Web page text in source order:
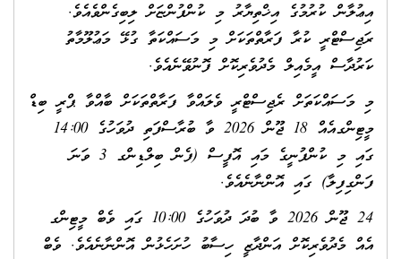
އިޢުލާން ކުރުމުގެ އިޚްތިޔާރު މި ކުންފުންޏަށް ލިބިގެންވެއެވެ.
ރަޖިސްޓްރީ ކުރާ ފަރާތްތަކަށް މި މަސައްކަތާ ގުޅޭ މަޢުލޫމާތު
ކަރުދާސް އީމެއިލް މެދުވެރިކޮށް ފޮނުވޭނެއެވެ.
މި މަސައްކަތަށް ރެޖިސްޓްރީ ވެލައްވާ ފަރާތްތަކަށް ބާއްވާ ޕްރީ ބިޑް
މީޓިންގއެއް 18 ޖޫން 2026 ވާ ބުރާސްފަތި ދުވަހުގެ 14:00
ގައި މި ކުންފުނީގެ މައި އޮފީސް (ފެން ބިލްޑިންގ 3 ވަނަ
ފަންގިފިލާ) ގައި އޮންނާނެއެވެ.
24 ޖޫން 2026 ވާ ބުދަ ދުވަހުގެ 10:00 ގައި ވެބް މީޓިންގ
އެއް މެދުވެރިކޮށް އަންދާޒީ ހިސާބު ހުށަހެޅުން އޮންނާނެއެވެ. ވެބް